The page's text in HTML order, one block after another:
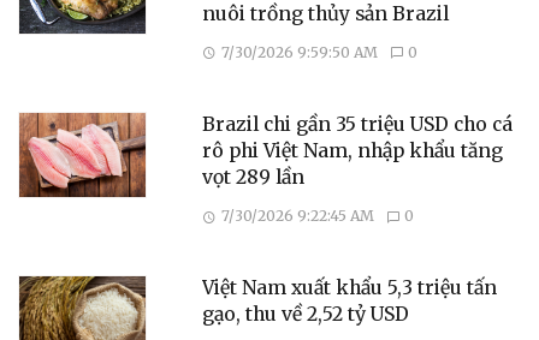
nuôi trồng thủy sản Brazil
7/30/2026 9:59:50 AM 0
Brazil chi gần 35 triệu USD cho cá
rô phi Việt Nam, nhập khẩu tăng
vọt 289 lần
7/30/2026 9:22:45 AM 0
Việt Nam xuất khẩu 5,3 triệu tấn
gạo, thu về 2,52 tỷ USD